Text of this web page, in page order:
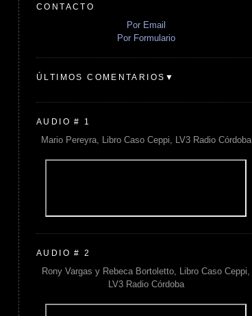
CONTACTO
Por Email
Por Formulario
ÚLTIMOS COMENTARIOS▼
AUDIO # 1
Mario Pereyra, Libro Caso Ceppi, LV3 Radio Córdoba
AUDIO # 2
Rony Vargas y Rebeca Bortoletto, Libro Caso Ceppi,
LV3 Radio Córdoba